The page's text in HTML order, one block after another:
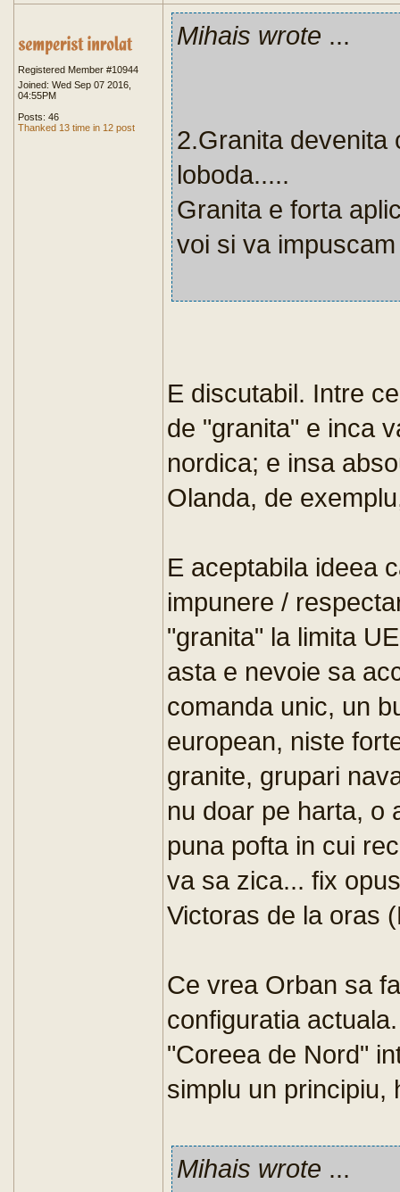
Registered Member #10944
Joined: Wed Sep 07 2016,
04:55PM
Posts: 46
Thanked 13 time in 12 post
Mihais wrote ...
2.Granita devenita
loboda.....
Granita e forta
voi si va
E discutabil. Intre
de "granita" e inca
nordica; e insa
Olanda, de
E aceptabila ideea
impunere /
"granita" la limita
asta e nevoie sa
comanda unic, un
european, niste
granite, grupari
nu doar pe harta, o
puna pofta in cui
va sa zica... fix
Victoras de la oras
Ce vrea Orban sa
configuratia
"Coreea de Nord"
simplu un principiu,
Mihais wrote ...